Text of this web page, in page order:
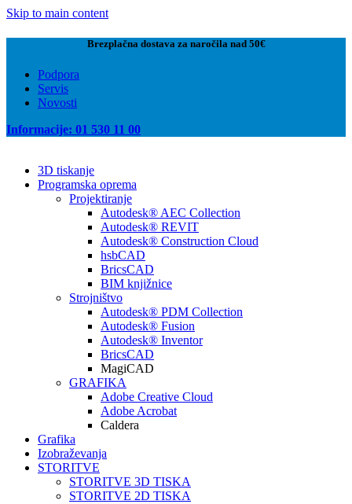
Skip to main content
Brezplačna dostava za naročila nad 50€
Podpora
Servis
Novosti
Informacije: 01 530 11 00
3D tiskanje
Programska oprema
Projektiranje
Autodesk® AEC Collection
Autodesk® REVIT
Autodesk® Construction Cloud
hsbCAD
BricsCAD
BIM knjižnice
Strojništvo
Autodesk® PDM Collection
Autodesk® Fusion
Autodesk® Inventor
BricsCAD
MagiCAD
GRAFIKA
Adobe Creative Cloud
Adobe Acrobat
Caldera
Grafika
Izobraževanja
STORITVE
STORITVE 3D TISKA
STORITVE 2D TISKA